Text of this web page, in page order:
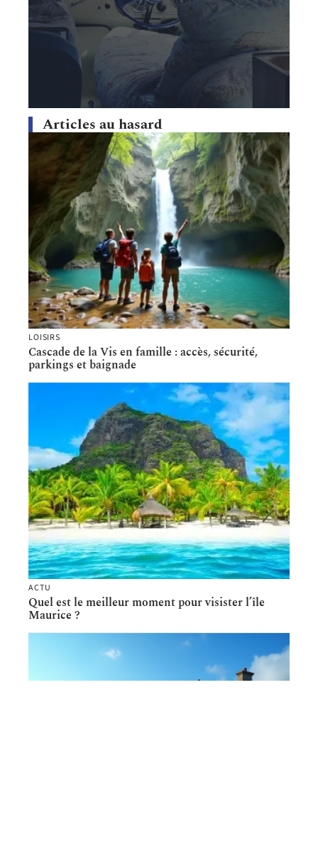
Articles au hasard
LOISIRS
Cascade de la Vis en famille : accès, sécurité,
parkings et baignade
ACTU
Quel est le meilleur moment pour visister l’île
Maurice ?